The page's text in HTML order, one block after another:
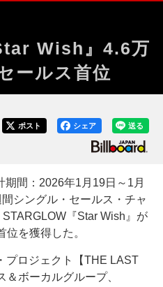
Wish』4.6万
ールス首位
送る
シェア
ポスト
間：2026年1月19日～1月
シングル・セールス・チャ
STARGLOW『Star Wish』が
を獲得した。
ロジェクト【THE LAST
ボーカルグループ、